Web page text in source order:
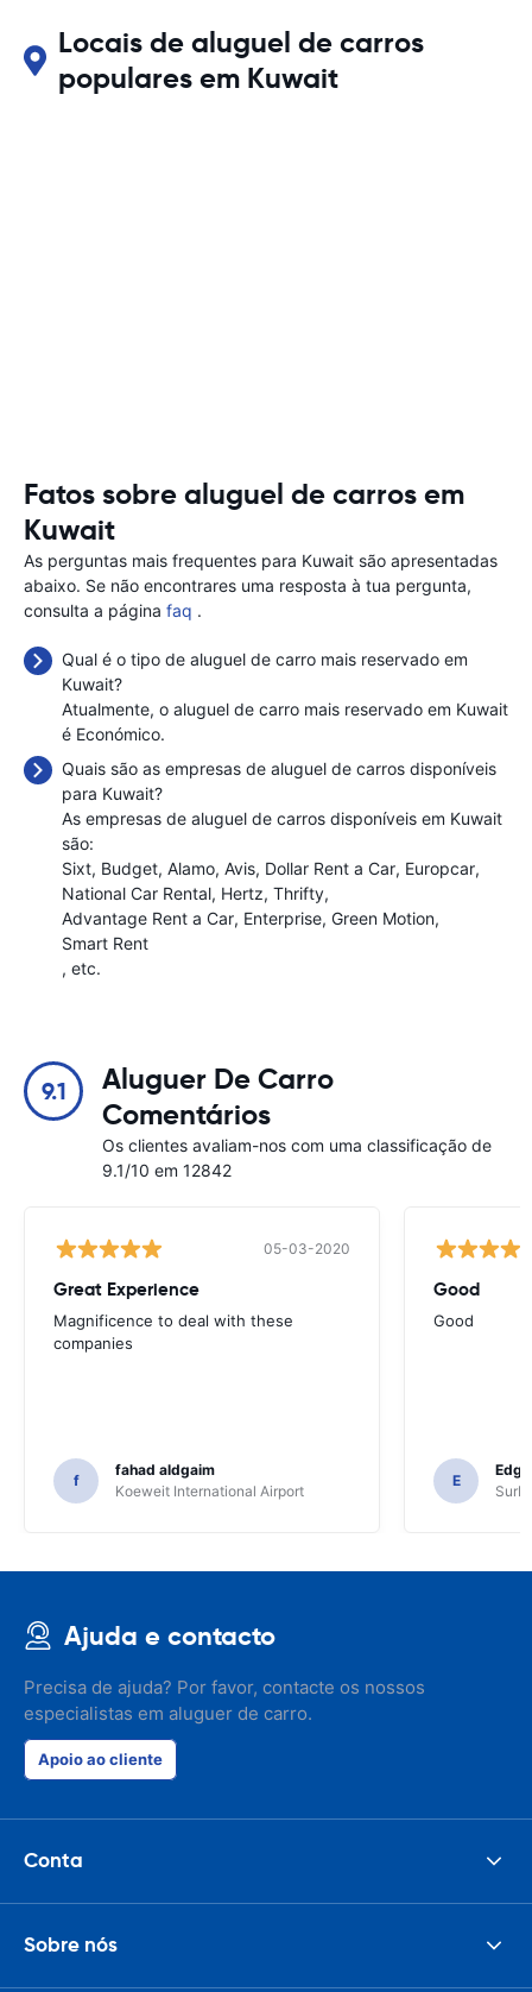
Locais de aluguel de carros
populares em Kuwait
Fatos sobre aluguel de carros em
Kuwait
As perguntas mais frequentes para Kuwait são apresentadas
abaixo. Se não encontrares uma resposta à tua pergunta,
consulta a página faq .
Qual é o tipo de aluguel de carro mais reservado em
Kuwait?
Atualmente, o aluguel de carro mais reservado em Kuwait
é Económico.
Quais são as empresas de aluguel de carros disponíveis
para Kuwait?
As empresas de aluguel de carros disponíveis em Kuwait
são:
Sixt Budget Alamo Avis Dollar Rent a Car Europcar
National Car Rental Hertz Thrifty
Advantage Rent a Car Enterprise Green Motion
Smart Rent
, etc.
9.1
Aluguer De Carro
Comentários
Os clientes avaliam-nos com uma classificação de
9.1/10 em 12842
05-03-2020
Great Experience
Magnificence to deal with these
companies
f
fahad aldgaim
Koeweit International Airport
Good
Good
E
Ajuda e contacto
Precisa de ajuda? Por favor, contacte os nossos
especialistas em aluguer de carro.
Apoio ao cliente
Conta
Sobre nós